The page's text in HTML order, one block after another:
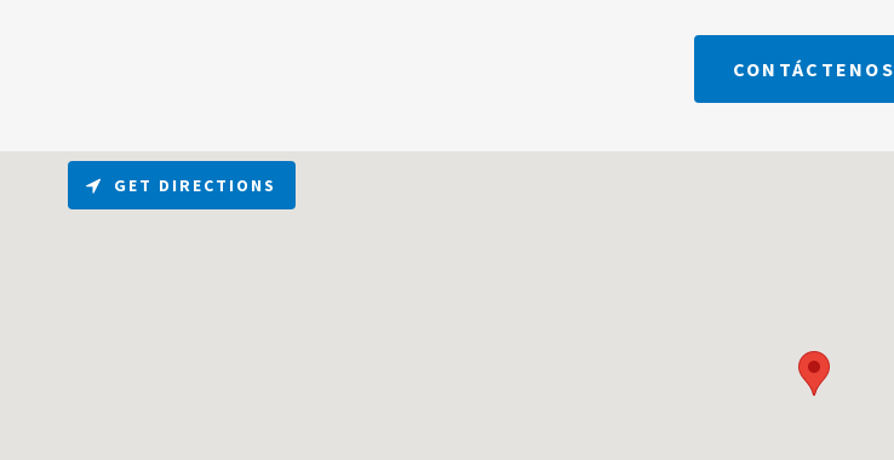
CONTÁCTENOS
GET DIRECTIONS